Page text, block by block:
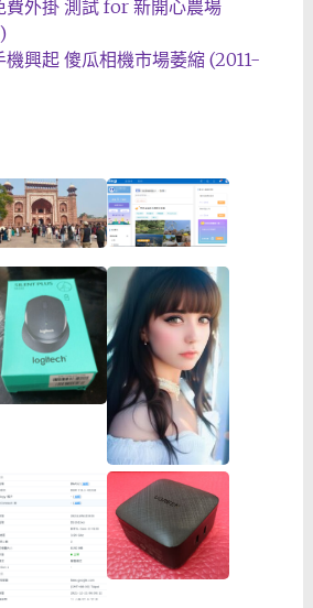
費外掛 測試 for 新開心農場
興起 傻瓜相機市場萎縮 (2011-